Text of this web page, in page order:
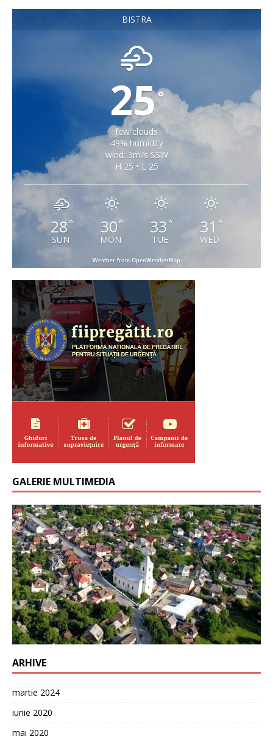
BISTRA
25°
few clouds
49% humidity
wind: 3m/s SSW
H 25 • L 25
28°
SUN
30 °
MON
33 °
TUE
31 °
WED
Weather from OpenWeatherMap
GALERIE MULTIMEDIA
ARHIVE
martie 2024
iunie 2020
mai 2020